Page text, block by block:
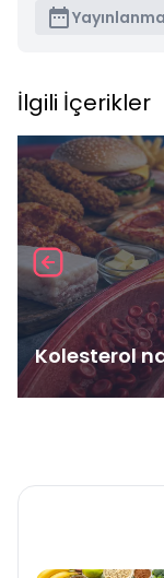
İlgili İçerikler
Kolesterol